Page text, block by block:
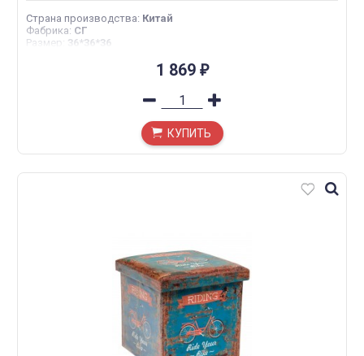
Страна производства: Китай
Фабрика: СГ
Размер : 36*36*36
1 869 ₽
КУПИТЬ